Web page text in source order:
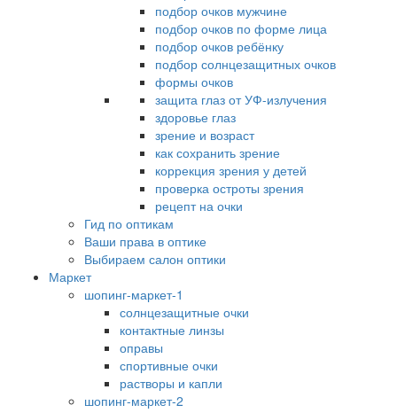
подбор очков мужчине
подбор очков по форме лица
подбор очков ребёнку
подбор солнцезащитных очков
формы очков
защита глаз от УФ-излучения
здоровье глаз
зрение и возраст
как сохранить зрение
коррекция зрения у детей
проверка остроты зрения
рецепт на очки
Гид по оптикам
Ваши права в оптике
Выбираем салон оптики
Маркет
шопинг-маркет-1
солнцезащитные очки
контактные линзы
оправы
спортивные очки
растворы и капли
шопинг-маркет-2